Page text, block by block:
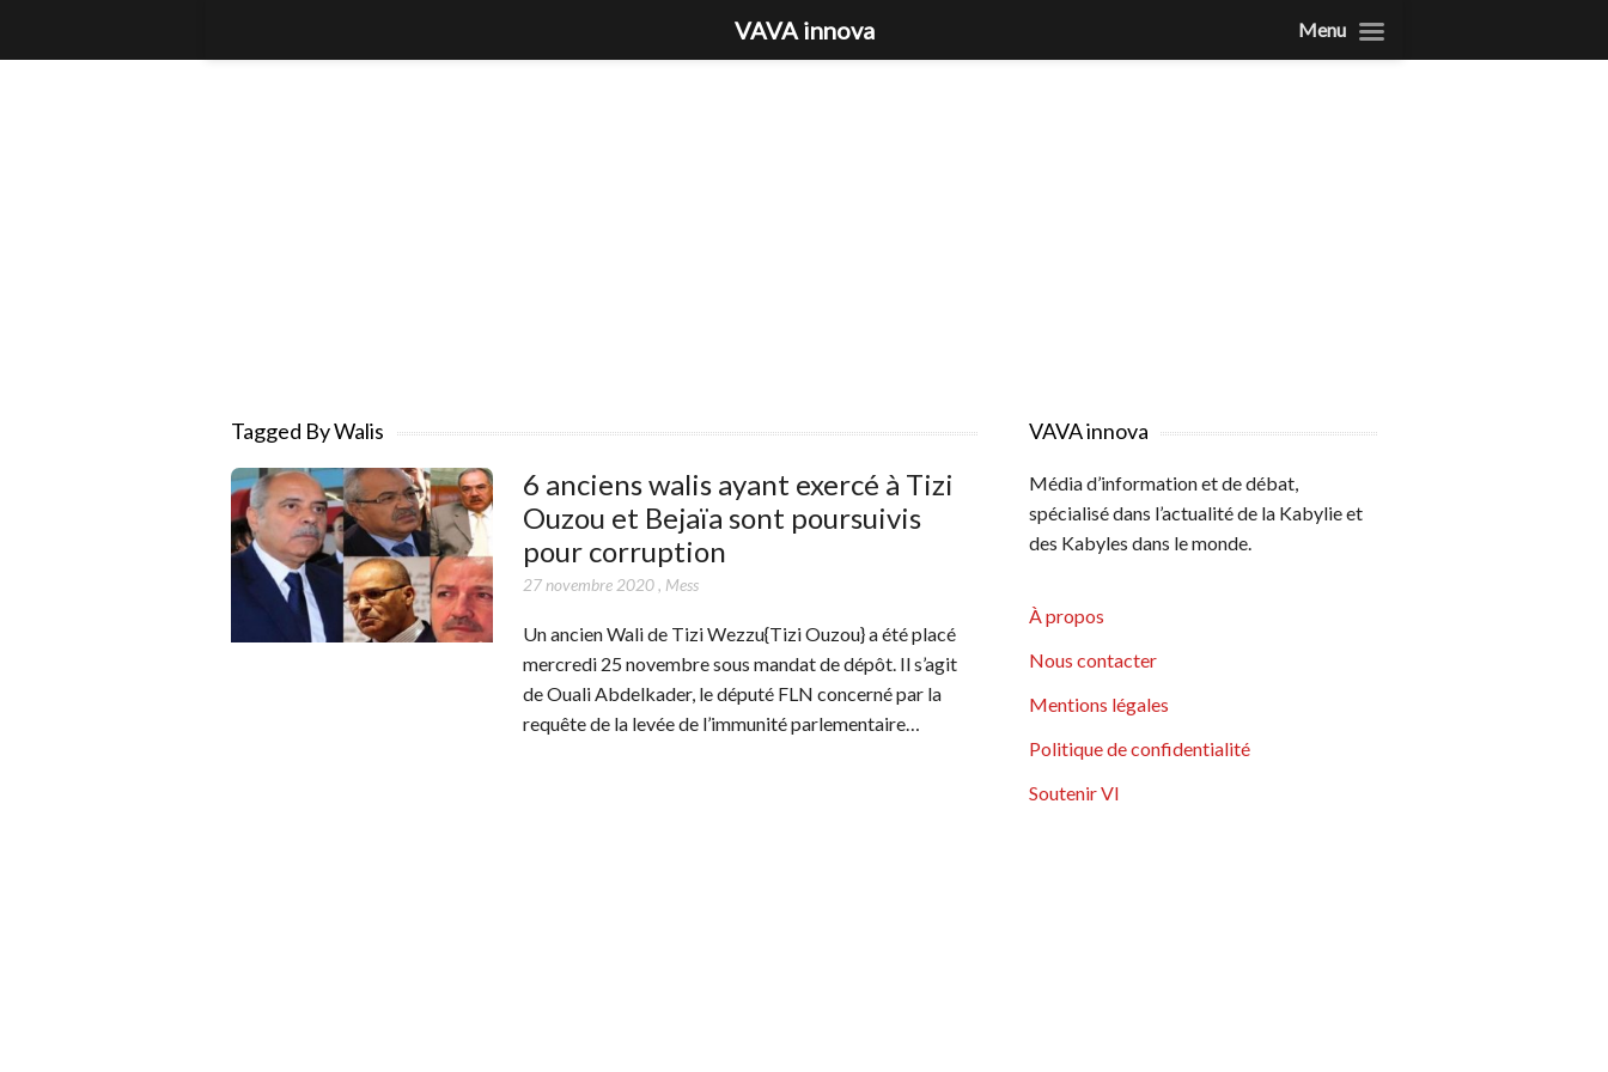
Tagged By Walis
6 anciens walis ayant exercé à Tizi
Ouzou et Bejaïa sont poursuivis
pour corruption
27 novembre 2020, Mess
Un ancien Wali de Tizi Wezzu{Tizi Ouzou} a été placé
mercredi 25 novembre sous mandat de dépôt. Il s’agit
de Ouali Abdelkader, le député FLN concerné par la
requête de la levée de l’immunité parlementaire…
VAVA innova
Média d’information et de débat,
spécialisé dans l’actualité de la Kabylie et
des Kabyles dans le monde.
À propos
Nous contacter
Mentions légales
Politique de confidentialité
Soutenir VI
VAVA innova Menu